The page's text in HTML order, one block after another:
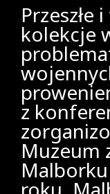
Przeszłe
kolekcje
z
Muzeum